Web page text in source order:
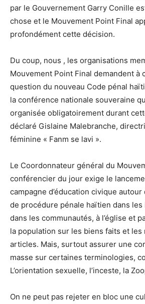
par le Gouvernement Garry Conille
chose et le Mouvement Point Final
profondément cette décision.
Du coup, nous , les organisations
Mouvement Point Final demandent à
question du nouveau Code pénal
la conférence nationale souveraine
organisée obligatoirement durant
déclaré Gislaine Malebranche,
féminine « Fanm se lavi ».
Le Coordonnateur général du
conférencier du jour exige le
campagne d’éducation civique
de procédure pénale haïtien dans les
dans les communautés, à l’église et
la population sur les biens faits et
articles. Mais, surtout assurer une
masse sur certaines terminologies,
L’orientation sexuelle, l’inceste, la
On ne peut pas rejeter en bloc une